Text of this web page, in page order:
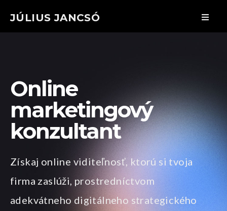
JÚLIUS JANCSÓ
Online
marketingový
konzultant
Získaj online viditeľnosť, ktorú si tvoja
firma zaslúži, prostredníctvom
adekvátneho digitálneho strategického